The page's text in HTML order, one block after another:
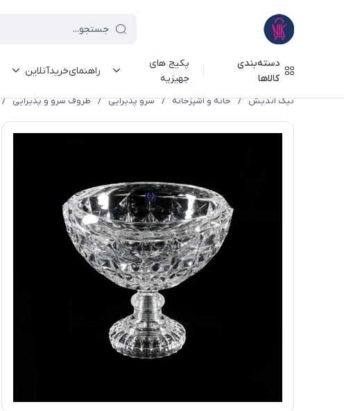
دسته‌بندی
کالاها
پکیج های
جهیزیه
راهنمای‌خرید‌آنلاین
نیک اندیش / خانه و آشپزخانه / سرو پذیرایی / ظروف سرو و پذیرایی /